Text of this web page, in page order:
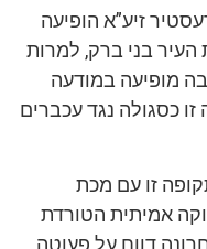
זיע”א הופיעה
העיר בני ברק, למרות
מופיעה במודעה
כסגולה נגד עכברים
זו עם מכת
אמיתית הטורדת
דווח על פעוטה